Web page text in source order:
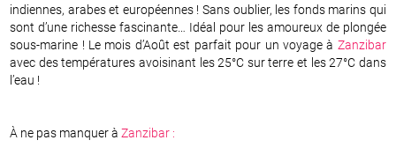
indiennes, arabes et européennes ! Sans oublier, les fonds marins qui
sont d’une richesse fascinante… Idéal pour les amoureux de plongée
sous-marine ! Le mois d’Août est parfait pour un voyage à Zanzibar
avec des températures avoisinant les 25°C sur terre et les 27°C dans
l’eau !
À ne pas manquer àZanzibar :